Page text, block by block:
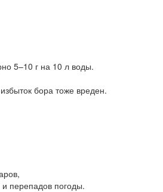
5–10 г на 10 л воды.
бора тоже вреден.
перепадов погоды.